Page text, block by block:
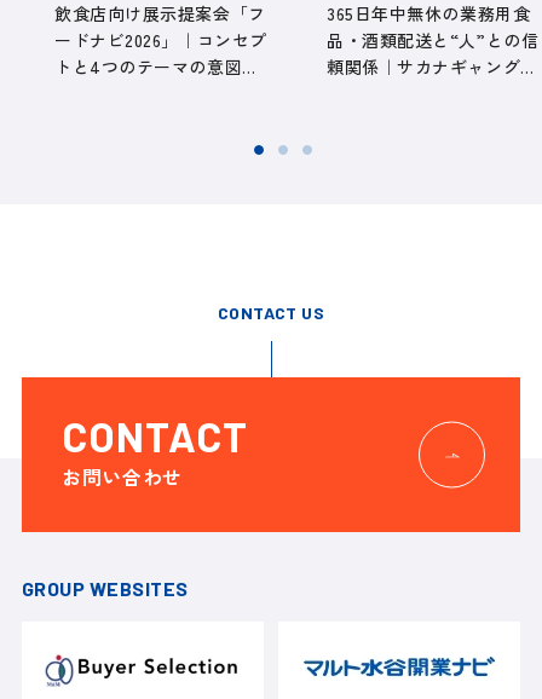
飲食店向け展示提案会「フ
ードナビ2026」｜コンセプ
トと4つのテーマの意図を
365日年中無休の業務用食
品・酒類配送と“人”との信
頼関係｜サカナギャング。
CONTACT US
CONTACT
お問い合わせ
GROUP WEBSITES